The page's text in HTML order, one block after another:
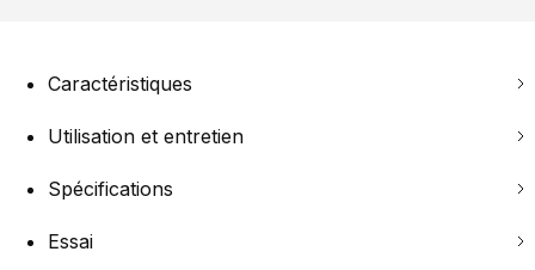
Caractéristiques
Utilisation et entretien
Spécifications
Essai